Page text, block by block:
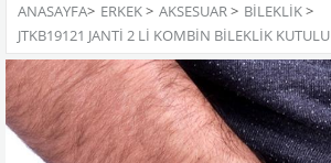
ANASAYFA> ERKEK> AKSESUAR> BILEKLIK>
JTKB19121 JANTİ 2 Lİ KOMBİN BİLEKLİK KUTULU